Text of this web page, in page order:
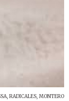
, RADICALES, MONTERO